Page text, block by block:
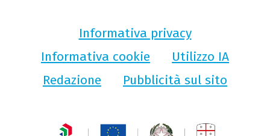
Informativa privacy
Informativa cookie
Utilizzo IA
Redazione
Pubblicità sul sito